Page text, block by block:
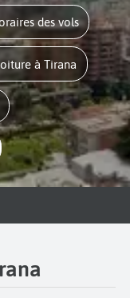
des vols
à Tirana